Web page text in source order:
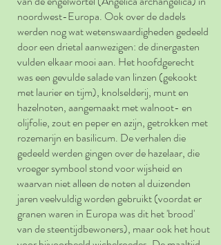
noordwest-Europa. Ook over de dadels
werden nog wat wetenswaardigheden gedeeld
door een drietal aanwezigen: de dinergasten
vulden elkaar mooi aan. Het hoofdgerecht
was een gevulde salade van linzen (gekookt
met laurier en tijm), knolselderij, munt en
hazelnoten, aangemaakt met walnoot- en
olijfolie, zout en peper en azijn, getrokken met
rozemarijn en basilicum. De verhalen die
gedeeld werden gingen over de hazelaar, die
vroeger symbool stond voor wijsheid en
waarvan niet alleen de noten al duizenden
jaren veelvuldig worden gebruikt (voordat er
granen waren in Europa was dit het 'brood'
van de steentijdbewoners), maar ook het hout